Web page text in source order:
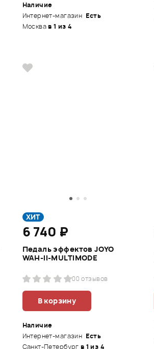
Наличие
Интернет-магазин Есть
Москвав 1 из 4
ХИТ
6 740 ₽
Педаль эффектов JOYO
WAH-II-MULTIMODE
00 отзывов
В корзину
Наличие
Интернет-магазин Есть
Санкт-Петербург в 1 из 4